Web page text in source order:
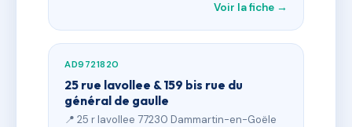
Voir la fiche →
AD9721820
25 rue lavollee & 159 bis rue du
général de gaulle
📍 25 r lavollee 77230 Dammartin-en-Goële